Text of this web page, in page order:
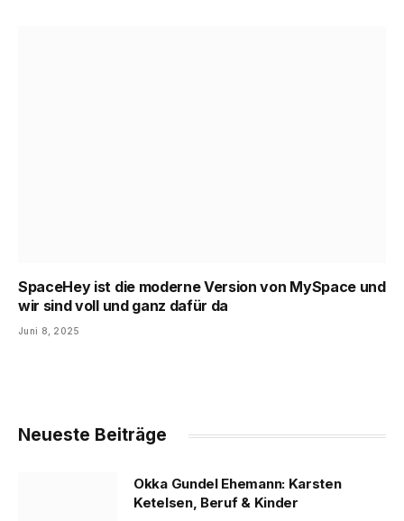
SpaceHey ist die moderne Version von MySpace und
wir sind voll und ganz dafür da
Juni 8, 2025
Neueste Beiträge
Okka Gundel Ehemann: Karsten
Ketelsen, Beruf & Kinder